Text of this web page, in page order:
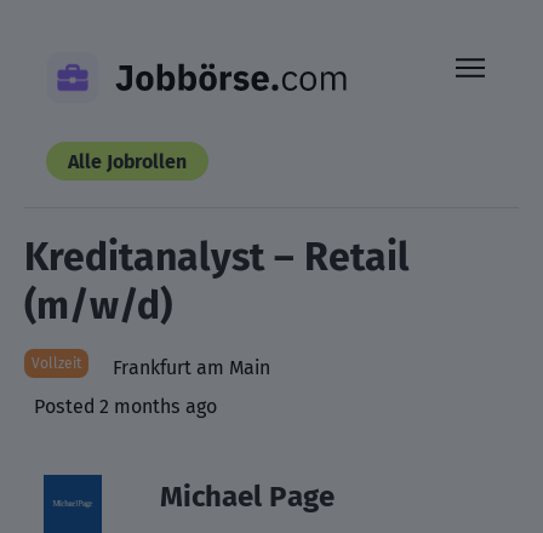
content
Alle Jobrollen
Kreditanalyst – Retail
(m/w/d)
Vollzeit
Frankfurt am Main
Posted 2 months ago
Michael Page